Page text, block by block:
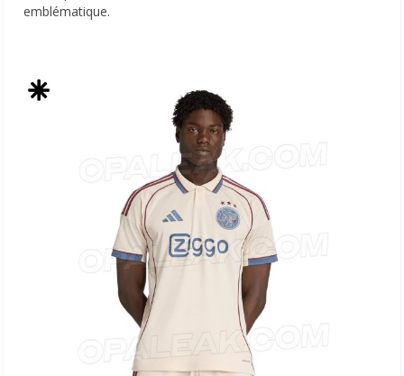
emblématique.